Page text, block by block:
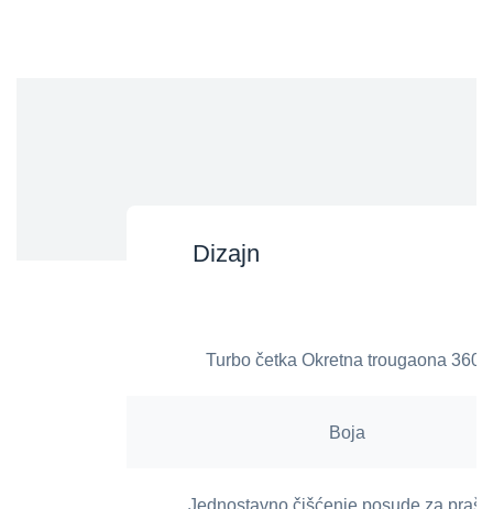
Dizajn
Turbo četka Okretna trougaona 360°
Boja
Jednostavno čišćenje posude za